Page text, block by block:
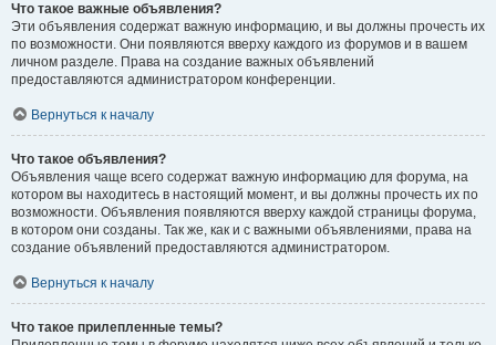
Что такое важные объявления?
Эти объявления содержат важную информацию, и вы должны прочесть их
по возможности. Они появляются вверху каждого из форумов и в вашем
личном разделе. Права на создание важных объявлений
предоставляются администратором конференции.
Вернуться к началу
Что такое объявления?
Объявления чаще всего содержат важную информацию для форума, на
котором вы находитесь в настоящий момент, и вы должны прочесть их по
возможности. Объявления появляются вверху каждой страницы форума,
в котором они созданы. Так же, как и с важными объявлениями, права на
создание объявлений предоставляются администратором.
Вернуться к началу
Что такое прилепленные темы?